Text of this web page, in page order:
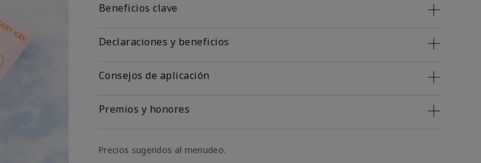
Beneficios clave
Declaraciones y beneficios
Consejos de aplicación
Premios y honores
Precios sugeridos al menudeo.